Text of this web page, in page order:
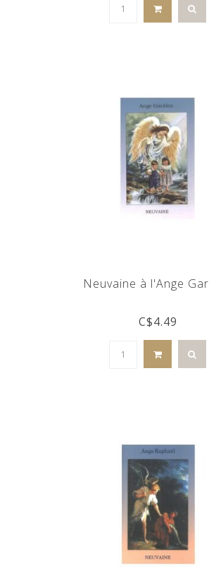
Neuvaine à l'Ange
C$4.49